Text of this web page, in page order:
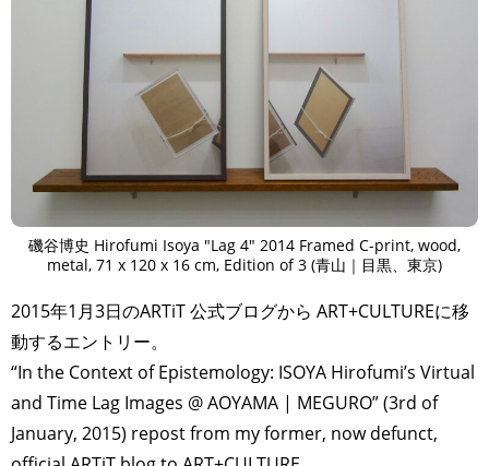
磯谷博史 Hirofumi Isoya "Lag 4" 2014 Framed C-print, wood,
metal, 71 x 120 x 16 cm, Edition of 3 (青山｜目黒、東京)
2015年1月3日のARTiT 公式ブログから ART+CULTUREに移
動するエントリー。
“In the Context of Epistemology: ISOYA Hirofumi’s Virtual
and Time Lag Images @ AOYAMA | MEGURO” (3rd of
January, 2015) repost from my former, now defunct,